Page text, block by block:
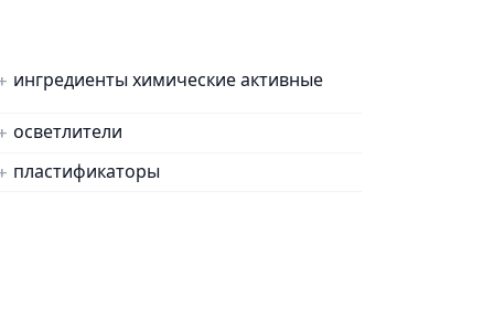
ингредиенты химические активные
осветлители
пластификаторы